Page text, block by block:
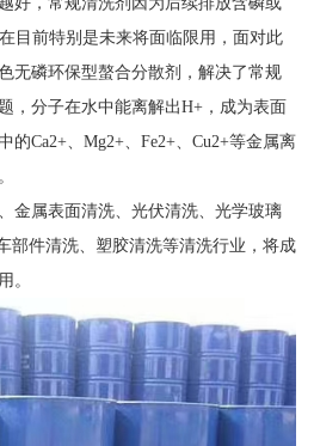
目前特别是未来将面临限用，面对此
无磷环保型螯合分散剂，解决了常规
，分子在水中能离解出H+，成为表面
的Ca2+、Mg2+、Fe2+、Cu2+等金属离
金属表面清洗、光伏清洗、光学玻璃
部件清洗、塑胶清洗等清洗行业，将成
。